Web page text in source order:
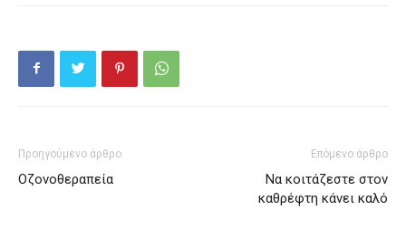
Προηγούμενο άρθρο
Οζονοθεραπεία
Επόμενο άρθρο
Να κοιτάζεστε στον
καθρέφτη κάνει καλό